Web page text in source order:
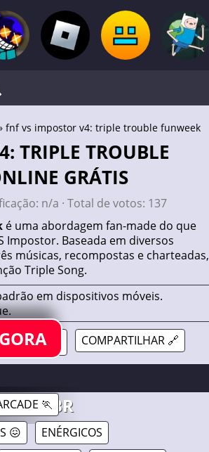
fnf vs impostor v4: triple trouble funweek
GRÁTIS
n/a · Total de votos: 137
é uma abordagem fan-made do que
Impostor. Baseada em diversos
músicas, recompostas e charteadas,
Triple Song.
em dispositivos móveis.
JOGOS ❤️ COMPARTILHAR 🔗
//
🏃
😖
ENÉRGICOS